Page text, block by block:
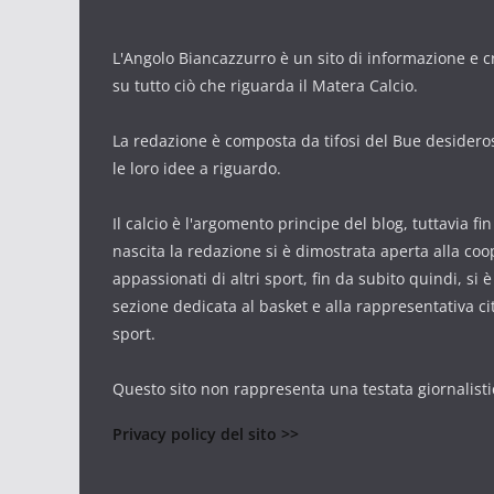
L'Angolo Biancazzurro è un sito di informazione e
su tutto ciò che riguarda il Matera Calcio.
La redazione è composta da tifosi del Bue
le loro idee a riguardo.
Il calcio è l'argomento principe del blog, tuttavia
nascita la redazione si è dimostrata aperta alla
appassionati di altri sport, fin da subito quindi, si
sezione dedicata al basket e alla rappresentativa
sport.
Questo sito non rappresenta una testata
Privacy policy del sito >>